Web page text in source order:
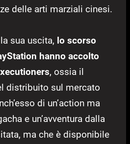
delle arti marziali cinesi.
sua uscita, lo scorso
hanno accolto
, ossia il
distribuito sul mercato
di un’action ma
e un’avventura dalla
ma che è disponibile